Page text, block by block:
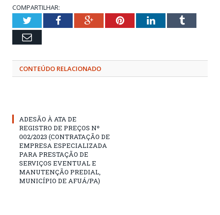
COMPARTILHAR:
TwitterFacebookGoogle+PinterestLinkedInTumblr
Email
CONTEÚDO RELACIONADO
ADESÃO À ATA DE
REGISTRO DE PREÇOS Nº
002/2023 (CONTRATAÇÃO DE
EMPRESA ESPECIALIZADA
PARA PRESTAÇÃO DE
SERVIÇOS EVENTUAL E
MANUTENÇÃO PREDIAL,
MUNICÍPIO DE AFUÁ/PA)